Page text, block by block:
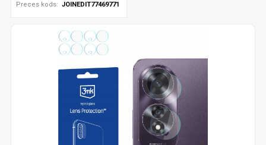
Preces kods: JOINEDIT77469771